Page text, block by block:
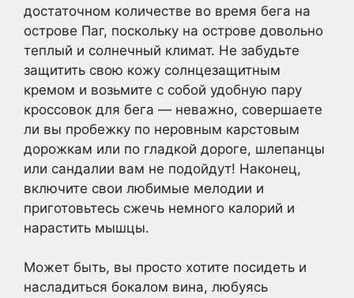
достаточном количестве во время бега на
острове Паг, поскольку на острове довольно
теплый и солнечный климат. Не забудьте
защитить свою кожу солнцезащитным
кремом и возьмите с собой удобную пару
кроссовок для бега — неважно, совершаете
ли вы пробежку по неровным карстовым
дорожкам или по гладкой дороге, шлепанцы
или сандалии вам не подойдут! Наконец,
включите свои любимые мелодии и
приготовьтесь сжечь немного калорий и
нарастить мышцы.
Может быть, вы просто хотите посидеть и
насладиться бокалом вина, любуясь